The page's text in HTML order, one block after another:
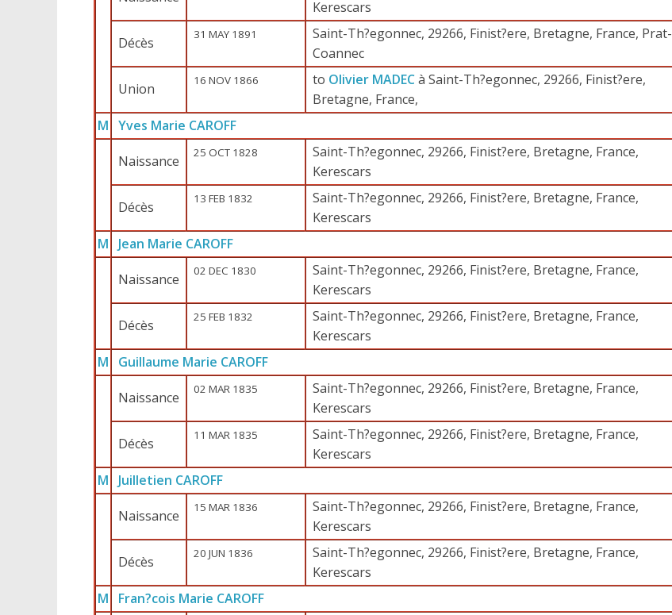
Kerescars
Décès 31 MAY 1891
Saint-Th?egonnec, 29266, Finist?ere, Bretagne, France, Prat-
Coannec
Union 16 NOV 1866 to Olivier MADECà Saint-Th?egonnec, 29266, Finist?ere,
Bretagne, France,
M Yves Marie CAROFF
Naissance 25 OCT 1828
Saint-Th?egonnec, 29266, Finist?ere, Bretagne, France,
Kerescars
Décès 13 FEB 1832
Saint-Th?egonnec, 29266, Finist?ere, Bretagne, France,
Kerescars
M
Jean Marie CAROFF
Naissance 02 DEC 1830
Saint-Th?egonnec, 29266, Finist?ere, Bretagne, France,
Kerescars
Décès 25 FEB 1832
Saint-Th?egonnec, 29266, Finist?ere, Bretagne, France,
Kerescars
M
Guillaume Marie CAROFF
Naissance 02 MAR 1835
Saint-Th?egonnec, 29266, Finist?ere, Bretagne, France,
Kerescars
Décès 11 MAR 1835
Saint-Th?egonnec, 29266, Finist?ere, Bretagne, France,
Kerescars
M
Juilletien CAROFF
Naissance 15 MAR 1836
Saint-Th?egonnec, 29266, Finist?ere, Bretagne, France,
Kerescars
Décès 20 JUN 1836
Saint-Th?egonnec, 29266, Finist?ere, Bretagne, France,
Kerescars
M
Fran?cois Marie CAROFF